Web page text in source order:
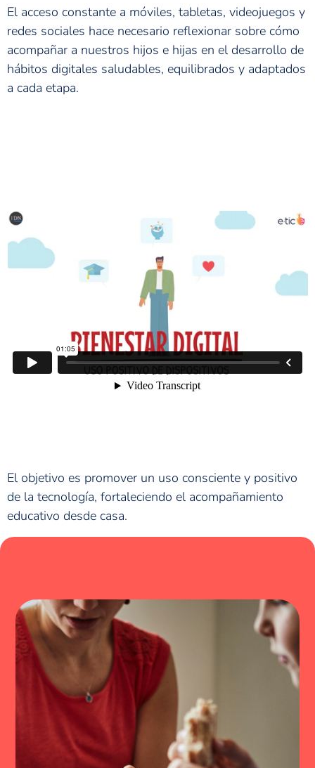
El acceso constante a móviles, tabletas, videojuegos y
redes sociales hace necesario reflexionar sobre cómo
acompañar a nuestros hijos e hijas en el desarrollo de
hábitos digitales saludables, equilibrados y adaptados
a cada etapa.
El objetivo es promover un uso consciente y positivo
de la tecnología, fortaleciendo el acompañamiento
educativo desde casa.